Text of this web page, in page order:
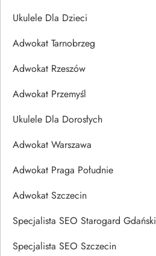
Ukulele Dla Dzieci
Adwokat Tarnobrzeg
Adwokat Rzeszów
Adwokat Przemyśl
Ukulele Dla Dorosłych
Adwokat Warszawa
Adwokat Praga Południe
Adwokat Szczecin
Specjalista SEO Starogard Gdański
Specjalista SEO Szczecin